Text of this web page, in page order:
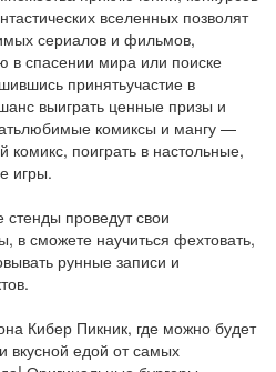
вселенных позволят
сериалов и фильмов,
в спасении мира или поиске
принятьучастие в
выиграть ценные призы и
комиксы и мангу —
комикс, поиграть в настольные,
игры.
проведут свои
в сможете научиться фехтовать,
рунные записи и
Кибер Пикник, где можно будет
вкусной едой от самых